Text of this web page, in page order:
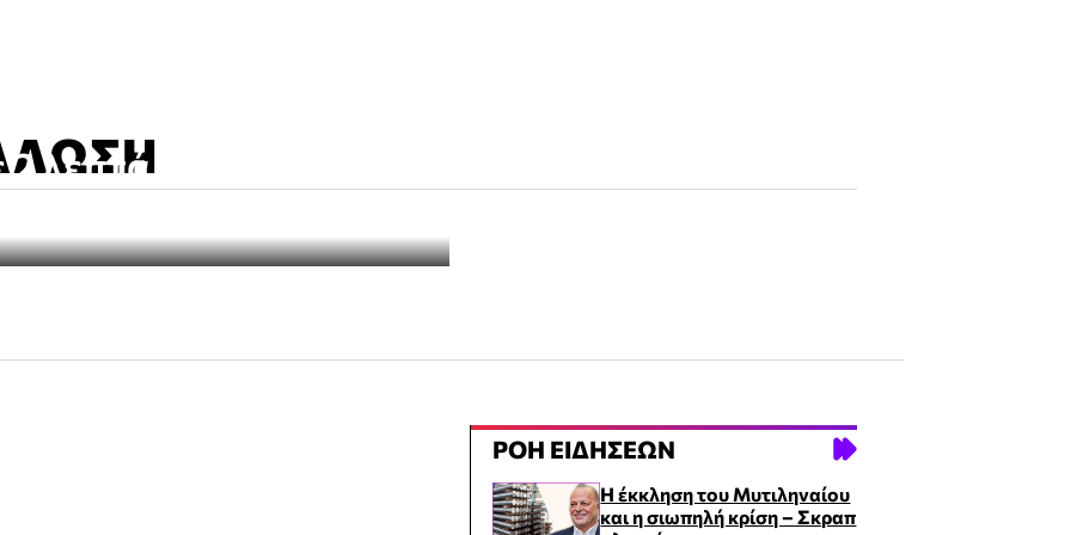
λεπτά το πρόβλημα
ΡΟΉ ΕΙΔΉΣΕΩΝ
Η έκκληση του Μυτιληναίου
και η σιωπηλή κρίση – Σκραπ